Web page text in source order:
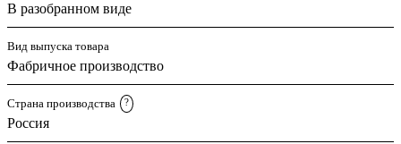
В разобранном виде
Вид выпуска товара
Фабричное производство
Страна производства ?
Россия